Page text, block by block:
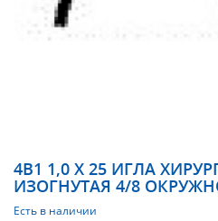
4В1 1,0 Х 25 ИГЛА
ИЗОГНУТАЯ 4/8
Есть в наличии